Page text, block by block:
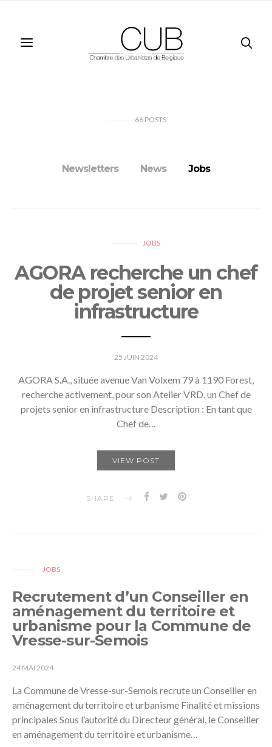
66 POSTS
Newsletters News Jobs
JOBS
AGORA recherche un chef
de projet senior en
infrastructure
25 JUIN 2024
AGORA S.A., située avenue Van Volxem 79 à 1190 Forest,
recherche activement, pour son Atelier VRD, un Chef de
projets senior en infrastructure Description : En tant que
Chef de…
VIEW POST
SHARE
JOBS
Recrutement d’un Conseiller en
aménagement du territoire et
urbanisme pour la Commune de
Vresse-sur-Semois
24 MAI 2024
La Commune de Vresse-sur-Semois recrute un Conseiller en
aménagement du territoire et urbanisme Finalité et missions
principales Sous l’autorité du Directeur général, le Conseiller
en aménagement du territoire et urbanisme…